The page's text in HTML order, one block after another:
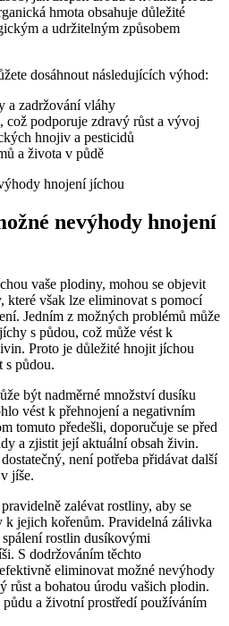
hmota obsahuje důležité‌
a udržitelným způsobem
dosáhnout následujících výhod:
a zadržování vláhy
což podporuje zdravý růst a vývoj
hnojiv a pesticidů
a života v půdě
nevýhody hnojení
vaše plodiny, mohou se ⁢objevit
které však lze eliminovat s pomocí
Jedním ⁣z možných problémů může
​s půdou,‌ což může vést k
Proto je ​důležité hnojit jíchou‌
s půdou.
být nadměrné množství dusíku
vést k přehnojení⁣ a negativním
tomuto předešli, doporučuje se před
a zjistit její aktuální obsah ⁣živin.
není potřeba přidávat další
jíše.
zalévat rostliny, aby se‌
k jejich‍ kořenům. Pravidelná zálivka
rostlin dusíkovými
S dodržováním těchto
eliminovat možné nevýhody
růst a bohatou​ úrodu vašich plodin.